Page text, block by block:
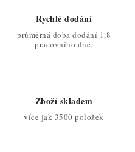
Rychlé dodání
průměrná doba dodání 1,8
pracovního dne.
Zboží skladem
více jak 3500 položek